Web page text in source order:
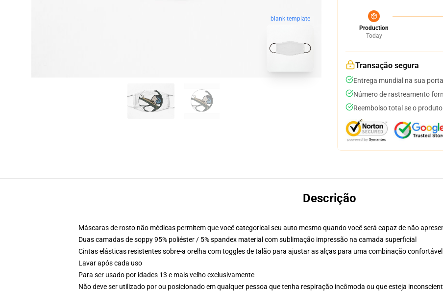
blank template
Production
Today
Transação segura
Entrega mundial na sua porta
Número de rastreamento
Reembolso total se o
Descrição
Máscaras de rosto não médicas permitem que você categorical seu auto mesmo quando você será capaz de não
Duas camadas de soppy 95% poliéster / 5% spandex material com sublimação impressão na camada superficial
Cintas elásticas resistentes sobre-a orelha com toggles de talão para ajustar as alças para uma combinação confortável
Lavar após cada uso
Para ser usado por idades 13 e mais velho exclusivamente
Não deve ser utilizado por ou posicionado em qualquer pessoa que tenha respiração incômoda ou que esteja